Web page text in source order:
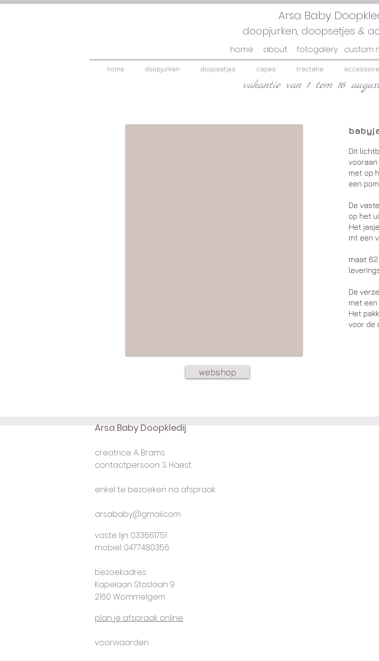
Arsa Baby
doopjurken, doopsetjes &
home about fotogalery custom
home doopjurken doopsetjes capes tractatie
vakantie van 1 tem 16
webshop
Dit
met op
een
De
op het
Het
mt een
maat
De
met
Het
voor de
Arsa Baby Doopkledij
creatrice: A. Brams
contactpersoon: S. Haest
enkel te bezoeken na afspraak
arsababy@gmail.com
vaste lijn: 033661751
mobiel: 0477480356
bezoekadres
Kapelaan Staslaan 9
2160 Wommelgem
plan je afspraak online
voorwaarden